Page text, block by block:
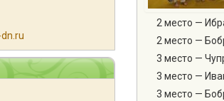
2 место —
2 место —
3 место —
3 место —
3 место —